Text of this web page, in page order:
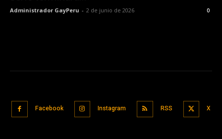
Administrador GayPeru - 2 de junio de 2026 0
Facebook Instagram RSS X